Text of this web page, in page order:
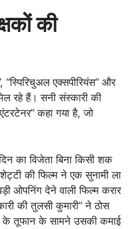
की
“स्पिरिचुअल एक्सपीरियंस” और
रहे हैं। सनी संस्कारी की
कहा गया है, जो
का विजेता बिना किसी शक
की फिल्म ने एक सुनामी ला
ओपनिंग देने वाली फिल्म करार
की तुलसी कुमारी” ने ठोस
के तूफान के सामने उसकी कमाई